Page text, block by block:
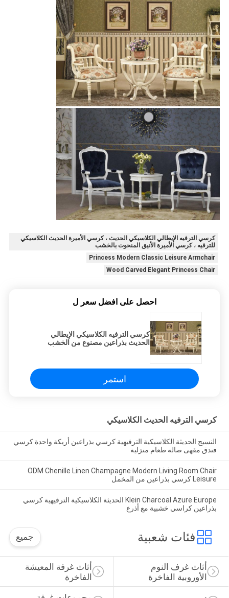
كرسي الترفيه الإيطالي الكلاسيكي الحديث ، كرسي الأميرة الحديث الكلاسيكي
للترفيه ، كرسي الأميرة الأنيق المنحوت بالخشب
Princess Modern Classic Leisure Armchair
Wood Carved Elegant Princess Chair
احصل على افضل سعر ل
كرسي الترفيه الكلاسيكي الإيطالي
الحديث بذراعين مصنوع من الخشب
استمر
كرسي الترفيه الحديث الكلاسيكي
النسيج الحديثة الكلاسيكية الترفيهية كرسي بذراعين أريكة واحدة كرسي
فندق مقهى صالة طعام منزلية
ODM Chenille Linen Champagne Modern Living Room Chair
Leisure كرسي بذراعين من المخمل
Klein Charcoal Azure Europe الحديثة الكلاسيكية الترفيهية كرسي
بذراعين كراسي خشبية مع أذرع
فئات شعبية جميع
أثاث غرفة المعيشة
الفاخرة
أثاث غرف النوم
الأوروبية الفاخرة